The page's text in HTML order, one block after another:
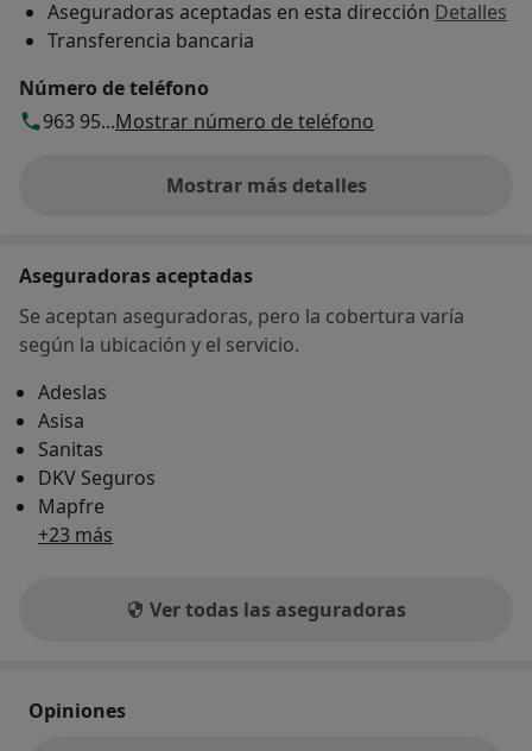
Aseguradoras aceptadas en esta dirección Detalles
Transferencia bancaria
Número de teléfono
963 95...Mostrar número de teléfono
Mostrar más detalles
sobre la dirección
Aseguradoras aceptadas
Se aceptan aseguradoras, pero la cobertura varía
según la ubicación y el servicio.
Adeslas
Asisa
Sanitas
DKV Seguros
Mapfre
+23 más
Ver todas las aseguradoras
Opiniones